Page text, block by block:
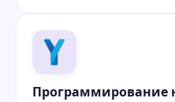
Программирование